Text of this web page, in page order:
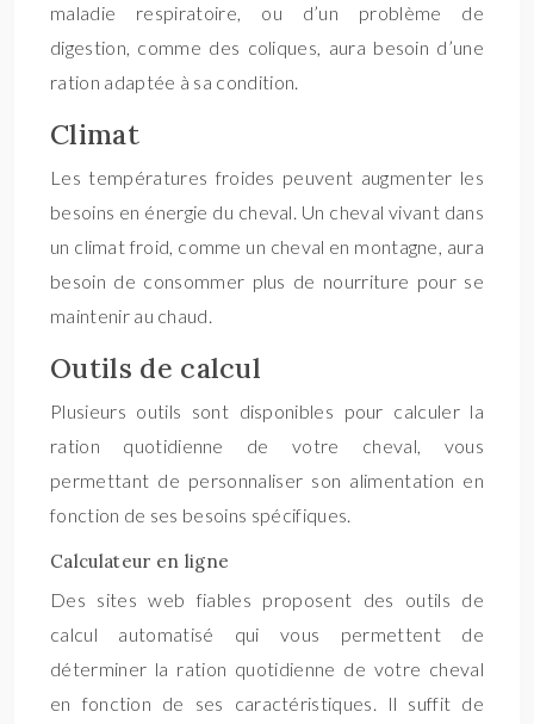
maladie respiratoire, ou d’un problème de
digestion, comme des coliques, aura besoin d’une
ration adaptée à sa condition.
Climat
Les températures froides peuvent augmenter les
besoins en énergie du cheval. Un cheval vivant dans
un climat froid, comme un cheval en montagne, aura
besoin de consommer plus de nourriture pour se
maintenir au chaud.
Outils de calcul
Plusieurs outils sont disponibles pour calculer la
ration quotidienne de votre cheval, vous
permettant de personnaliser son alimentation en
fonction de ses besoins spécifiques.
Calculateur en ligne
Des sites web fiables proposent des outils de
calcul automatisé qui vous permettent de
déterminer la ration quotidienne de votre cheval
en fonction de ses caractéristiques. Il suffit de